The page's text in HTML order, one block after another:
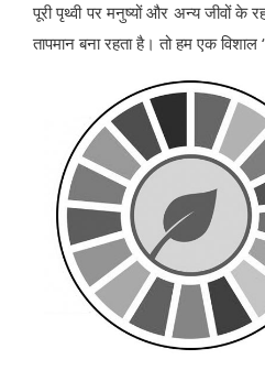
पूरी पृथ्वी पर मनुष्यों और अन्य जीवों
तापमान बना रहता है। तो हम एक विशाल